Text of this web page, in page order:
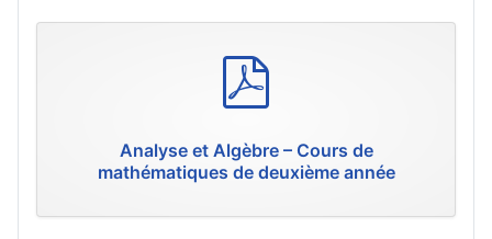
Analyse et Algèbre – Cours de
mathématiques de deuxième année